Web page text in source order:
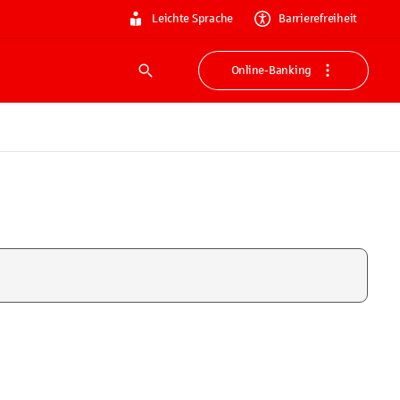
Leichte Sprache Barrierefreiheit
Suche
Online-Banking